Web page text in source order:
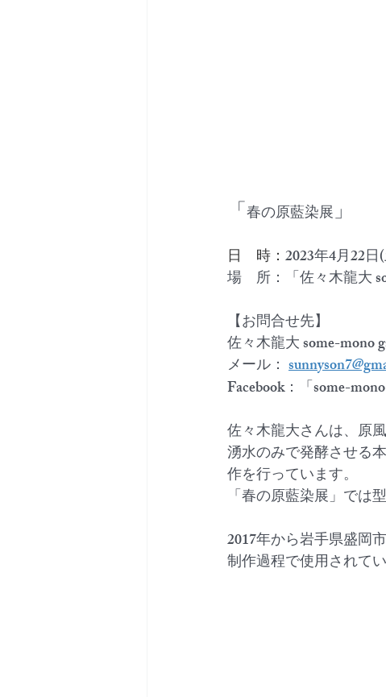
「春の原藍染展」
日　時： 2023年4月22
場　所：「佐々木龍大
【お問合せ先】
佐々木龍大 some-mono
メール：
Facebook：「some-
佐々木龍大さんは、原
湧水のみで発酵させる
作を行っています。
「春の原藍染展」では
2017年から岩手県盛岡
制作過程で使用されて